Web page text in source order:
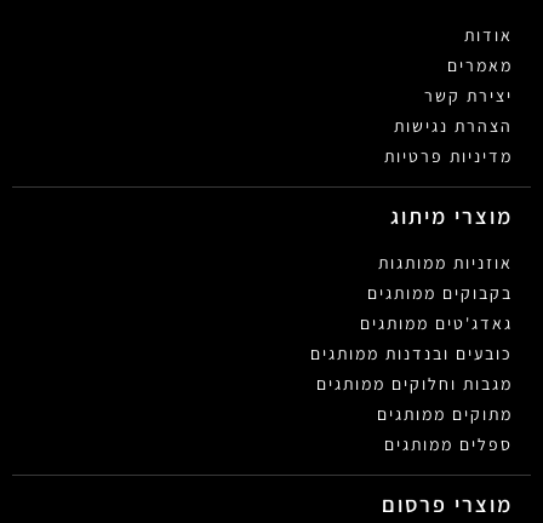
אודות
מאמרים
יצירת קשר
הצהרת נגישות
מדיניות פרטיות
מוצרי מיתוג
אוזניות ממותגות
בקבוקים ממותגים
גאדג'טים ממותגים
כובעים ובנדנות ממותגים
מגבות וחלוקים ממותגים
מתוקים ממותגים
ספלים ממותגים
מוצרי פרסום